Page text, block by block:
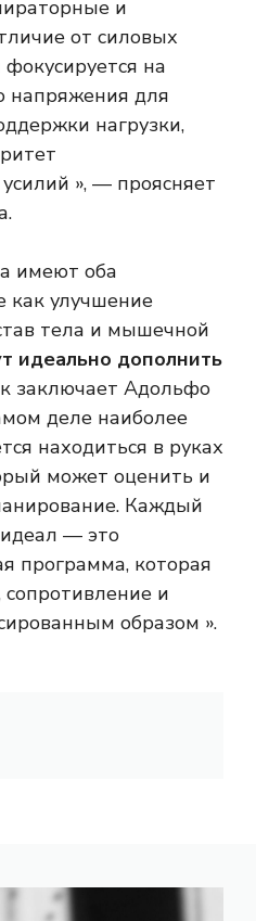
и
от силовых
на
напряжения для
нагрузки,
», — проясняет
имеют оба
как улучшение
тела и мышечной
идеально дополнить
заключает Адольфо
деле наиболее
находиться в руках
может оценить и
Каждый
— это
программа, которая
сопротивление и
образом ».